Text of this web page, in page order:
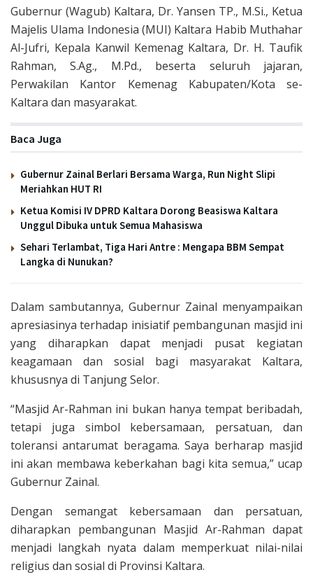
Gubernur (Wagub) Kaltara, Dr. Yansen TP., M.Si., Ketua
Majelis Ulama Indonesia (MUI) Kaltara Habib Muthahar
Al-Jufri, Kepala Kanwil Kemenag Kaltara, Dr. H. Taufik
Rahman, S.Ag., M.Pd., beserta seluruh jajaran,
Perwakilan Kantor Kemenag Kabupaten/Kota se-
Kaltara dan masyarakat.
Baca Juga
Gubernur Zainal Berlari Bersama Warga, Run Night Slipi
Meriahkan HUT RI
Ketua Komisi IV DPRD Kaltara Dorong Beasiswa Kaltara
Unggul Dibuka untuk Semua Mahasiswa
Sehari Terlambat, Tiga Hari Antre : Mengapa BBM Sempat
Langka di Nunukan?
Dalam sambutannya, Gubernur Zainal menyampaikan
apresiasinya terhadap inisiatif pembangunan masjid ini
yang diharapkan dapat menjadi pusat kegiatan
keagamaan dan sosial bagi masyarakat Kaltara,
khususnya di Tanjung Selor.
“Masjid Ar-Rahman ini bukan hanya tempat beribadah,
tetapi juga simbol kebersamaan, persatuan, dan
toleransi antarumat beragama. Saya berharap masjid
ini akan membawa keberkahan bagi kita semua,” ucap
Gubernur Zainal.
Dengan semangat kebersamaan dan persatuan,
diharapkan pembangunan Masjid Ar-Rahman dapat
menjadi langkah nyata dalam memperkuat nilai-nilai
religius dan sosial di Provinsi Kaltara.